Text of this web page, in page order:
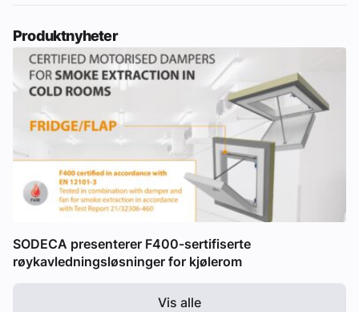
Produktnyheter
SODECA presenterer F400-sertifiserte
røykavledningsløsninger for kjølerom
Vis alle